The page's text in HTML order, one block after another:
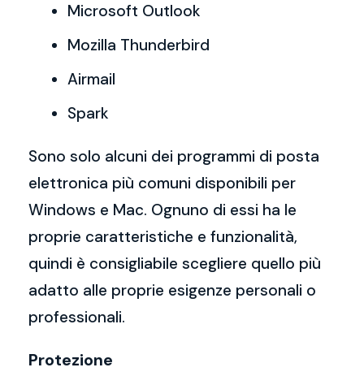
Microsoft Outlook
Mozilla Thunderbird
Airmail
Spark
Sono solo alcuni dei programmi di posta
elettronica più comuni disponibili per
Windows e Mac. Ognuno di essi ha le
proprie caratteristiche e funzionalità,
quindi è consigliabile scegliere quello più
adatto alle proprie esigenze personali o
professionali.
Protezione